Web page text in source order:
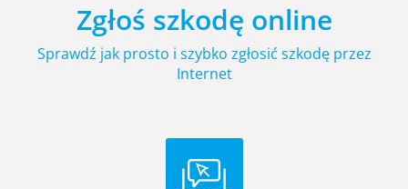
Zgłoś szkodę online
Sprawdź jak prosto i szybko zgłosić szkodę przez
Internet